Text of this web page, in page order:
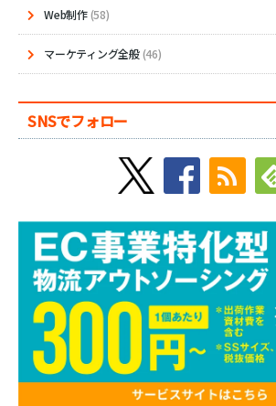
Web制作(58)
マーケティング全般(46)
SNSでフォロー